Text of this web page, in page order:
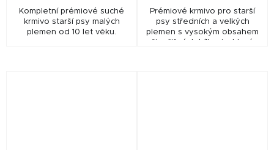
Kompletní prémiové suché
krmivo starší psy malých
plemen od 10 let věku.
Prémiové krmivo pro starší
psy středních a velkých
plemen s vysokým obsahem
živočišných bílkovin, které